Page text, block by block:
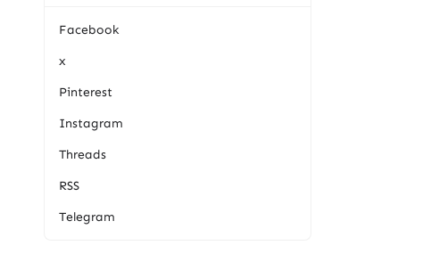
Facebook
x
Pinterest
Instagram
Threads
RSS
Telegram